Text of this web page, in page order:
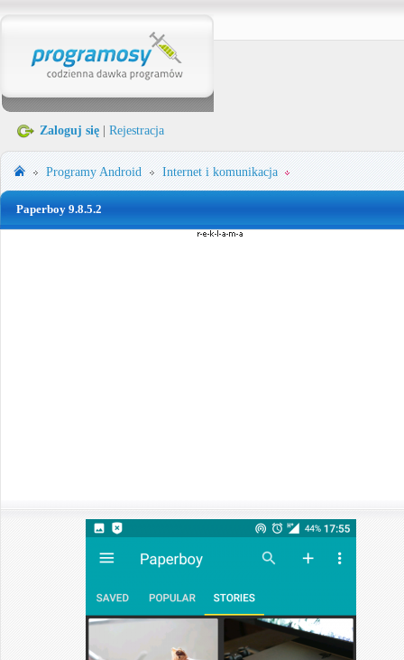
Zaloguj się Rejestracja
ProgramyAndroid Internet i komunikacja
Paperboy 9.8.5.2